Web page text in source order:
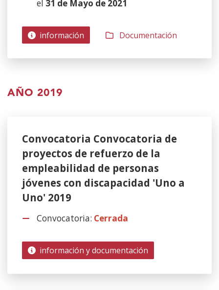
el 31 de Mayo de 2021
información Documentación
AÑO 2019
Convocatoria Convocatoria de
proyectos de refuerzo de la
empleabilidad de personas
jóvenes con discapacidad 'Uno a
Uno' 2019
Convocatoria: Cerrada
información y documentación